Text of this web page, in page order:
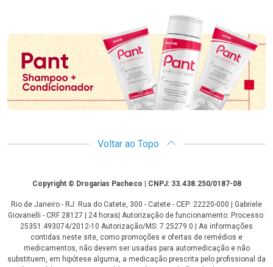
Promoção em Destaque
Voltar ao Topo
CopyrightCopyright © Drogarias Pacheco | CNPJ: 33.438.250/0187-08
Rio de Janeiro - RJ: Rua do Catete, 300 - Catete - CEP: 22220-000 | Gabriele
Giovanelli - CRF 28127 | 24 horas| Autorização de funcionamento: Processo:
25351.493074/2012-10 Autorização/MS: 7.25279.0 | As informações
contidas neste site, como promoções e ofertas de remédios e
medicamentos, não devem ser usadas para automedicação e não
substituem, em hipótese alguma, a medicação prescrita pelo profissional da